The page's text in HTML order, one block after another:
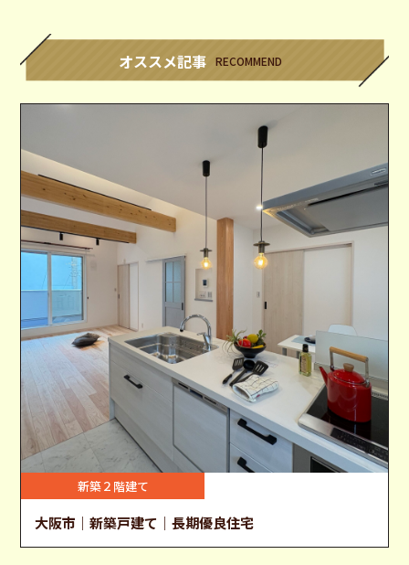
オススメ記事 RECOMMEND
新築２階建て
大阪市｜新築戸建て｜長期優良住宅